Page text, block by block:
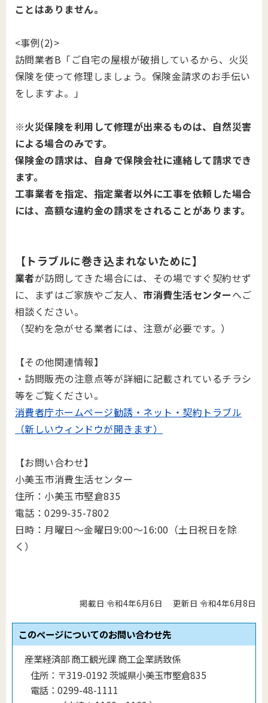
ことはありません。
<事例(2)>
訪問業者B「ご自宅の屋根が破損しているから、火災
保険を使って修理しましょう。保険金請求のお手伝い
をしますよ。」
※火災保険を利用して修理が出来るものは、自然災害
による場合のみです。
保険金の請求は、自身で保険会社に連絡して請求でき
ます。
工事業者を指定、指定業者以外に工事を依頼した場合
には、高額な違約金の請求をされることがあります。
【トラブルに巻き込まれないために】
業者が訪問してきた場合には、その場ですぐ契約せず
に、まずはご家族やご友人、市消費生活センターへご
相談ください。
（契約を急がせる業者には、注意が必要です。）
【その他関連情報】
・訪問販売の注意点等が詳細に記載されているチラシ
等をご覧ください。
消費者庁ホームページ勧誘・ネット・契約トラブル
（新しいウィンドウが開きます）
【お問い合わせ】
小美玉市消費生活センター
住所：小美玉市堅倉835
電話：0299-35-7802
日時：月曜日～金曜日9:00～16:00（土日祝日を除
く）
掲載日 令和4年6月6日 更新日 令和4年6月8日
このページについてのお問い合わせ先
産業経済部 商工観光課 商工企業誘致係
住所： 〒319-0192 茨城県小美玉市堅倉835
電話： 0299-48-1111